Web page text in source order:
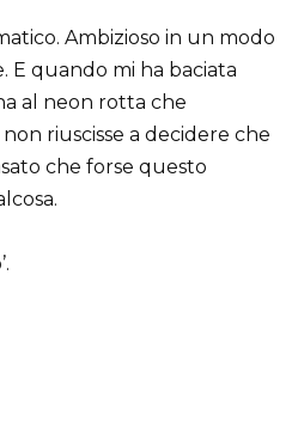
Ambizioso in un modo
E quando mi ha baciata
al neon rotta che
riuscisse a decidere che
che forse questo